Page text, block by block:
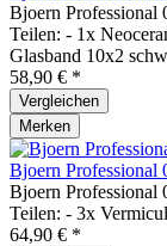
Bjoern Professional
Teilen: - 1x
Glasband 10x2
58,90 € *
Vergleichen
Merken
Bjoern Professional
Bjoern Professional
Teilen: - 3x
64,90 € *